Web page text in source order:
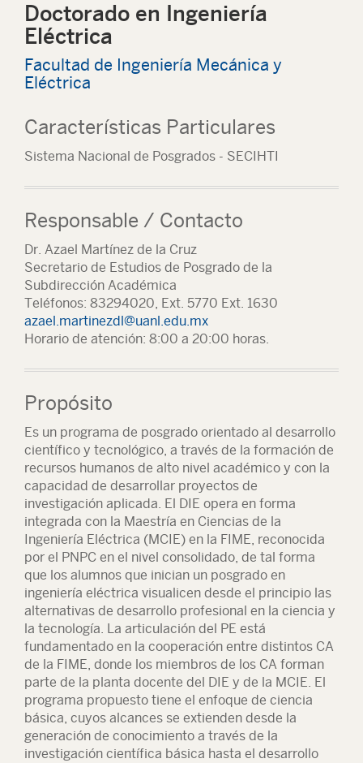
Doctorado en Ingeniería
Eléctrica
Facultad de Ingeniería Mecánica y
Eléctrica
Características Particulares
Sistema Nacional de Posgrados - SECIHTI
Responsable / Contacto
Dr. Azael Martínez de la Cruz
Secretario de Estudios de Posgrado de la
Subdirección Académica
Teléfonos: 83294020, Ext. 5770 Ext. 1630
azael.martinezdl@uanl.edu.mx
Horario de atención: 8:00 a 20:00 horas.
Propósito
Es un programa de posgrado orientado al desarrollo
científico y tecnológico, a través de la formación de
recursos humanos de alto nivel académico y con la
capacidad de desarrollar proyectos de
investigación aplicada. El DIE opera en forma
integrada con la Maestría en Ciencias de la
Ingeniería Eléctrica (MCIE) en la FIME, reconocida
por el PNPC en el nivel consolidado, de tal forma
que los alumnos que inician un posgrado en
ingeniería eléctrica visualicen desde el principio las
alternativas de desarrollo profesional en la ciencia y
la tecnología. La articulación del PE está
fundamentado en la cooperación entre distintos CA
de la FIME, donde los miembros de los CA forman
parte de la planta docente del DIE y de la MCIE. El
programa propuesto tiene el enfoque de ciencia
básica, cuyos alcances se extienden desde la
generación de conocimiento a través de la
investigación científica básica hasta el desarrollo